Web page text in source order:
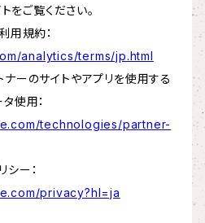
をご覧ください。
用規約：
analytics/terms/jp.html
ーのサイトやアプリを使用する
使用：
technologies/partner-
ー：
privacy?hl=ja